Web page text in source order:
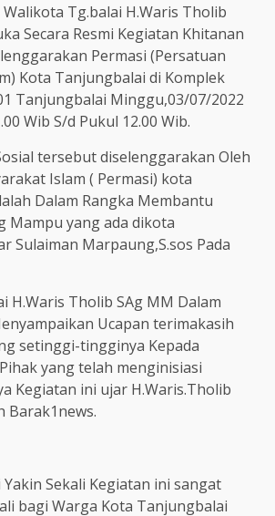
Walikota Tg.balai H.Waris Tholib
Secara Resmi Kegiatan Khitanan
Permasi (Persatuan
Kota Tanjungbalai di Komplek
Tanjungbalai Minggu,03/07/2022
Wib S/d Pukul 12.00 Wib.
tersebut diselenggarakan Oleh
Islam ( Permasi) kota
Dalam Rangka Membantu
Mampu yang ada dikota
Sulaiman Marpaung,S.sos Pada
H.Waris Tholib SAg MM Dalam
Ucapan terimakasih
setinggi-tingginya Kepada
yang telah menginisiasi
Kegiatan ini ujar H.Waris.Tholib
Barak1news.
Yakin Sekali Kegiatan ini sangat
bagi Warga Kota Tanjungbalai